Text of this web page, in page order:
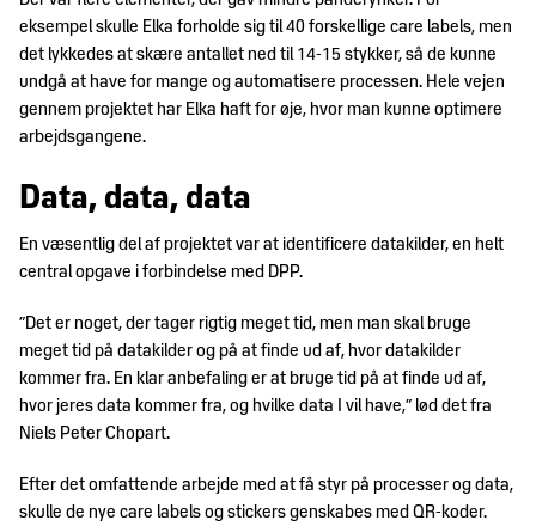
eksempel skulle Elka forholde sig til 40 forskellige care labels, men
det lykkedes at skære antallet ned til 14-15 stykker, så de kunne
undgå at have for mange og automatisere processen. Hele vejen
gennem projektet har Elka haft for øje, hvor man kunne optimere
arbejdsgangene.
Data, data, data
En væsentlig del af projektet var at identificere datakilder, en helt
central opgave i forbindelse med DPP.
”Det er noget, der tager rigtig meget tid, men man skal bruge
meget tid på datakilder og på at finde ud af, hvor datakilder
kommer fra. En klar anbefaling er at bruge tid på at finde ud af,
hvor jeres data kommer fra, og hvilke data I vil have,” lød det fra
Niels Peter Chopart.
Efter det omfattende arbejde med at få styr på processer og data,
skulle de nye care labels og stickers genskabes med QR-koder.